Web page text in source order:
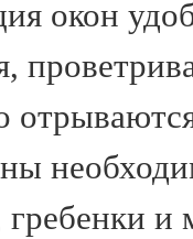
окон
и